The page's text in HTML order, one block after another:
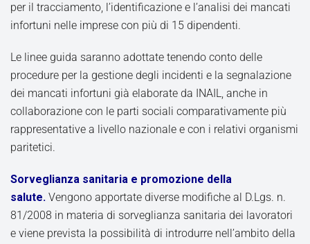
per il tracciamento, l’identificazione e l’analisi dei mancati
infortuni nelle imprese con più di 15 dipendenti.
Le linee guida saranno adottate tenendo conto delle
procedure per la gestione degli incidenti e la segnalazione
dei mancati infortuni già elaborate da INAIL, anche in
collaborazione con le parti sociali comparativamente più
rappresentative a livello nazionale e con i relativi organismi
paritetici.
Sorveglianza sanitaria e promozione della
salute. Vengono apportate diverse modifiche al D.Lgs. n.
81/2008 in materia di sorveglianza sanitaria dei lavoratori
e viene prevista la possibilità di introdurre nell’ambito della